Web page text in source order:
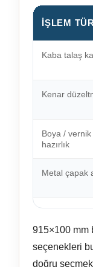
İŞLEM
Kaba talaş
Kenar
Boya /
hazırlık
Metal çapak
915×100 mm
seçenekleri
doğru